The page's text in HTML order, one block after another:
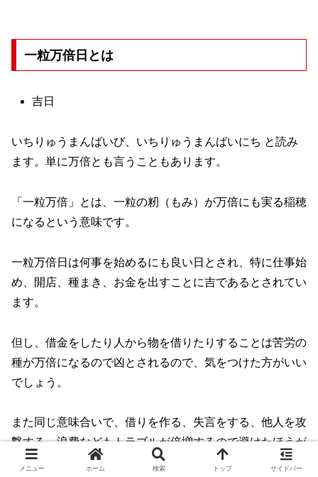
一粒万倍日とは
吉日
いちりゅうまんばいび、いちりゅうまんばいにち と読み
ます。単に万倍とも言うこともあります。
「一粒万倍」とは、一粒の籾（もみ）が万倍にも実る稲穂
になるという意味です。
一粒万倍日は何事を始めるにも良い日とされ、特に仕事始
め、開店、種まき、お金を出すことに吉であるとされてい
ます。
但し、借金をしたり人から物を借りたりすることは苦労の
種が万倍になるので凶とされるので、気をつけた方がいい
でしょう。
また同じ意味合いで、借りを作る、失言をする、他人を攻
撃する、浪費などもトラブルが倍増するので避けたほうが
いいとされています。
メニュー ホーム 検索 トップ サイドバー